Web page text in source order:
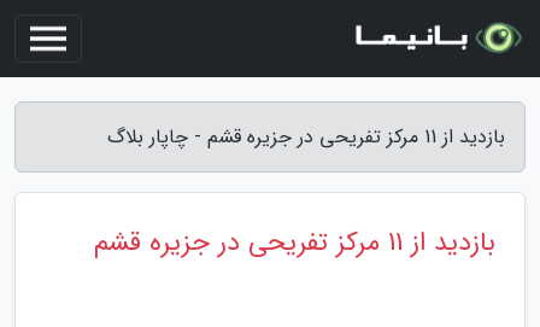
بازدید از 11 مرکز تفریحی در جزیره قشم - چاپار بلاگ
بازدید از 11 مرکز تفریحی در جزیره قشم